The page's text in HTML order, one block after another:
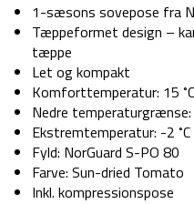
1-sæsons sovepose fra
Tæppeformet design –
tæppe
Let og kompakt
Komforttemperatur: 15 ˚C
Nedre temperaturgrænse:
Ekstremtemperatur: -2 ˚C
Fyld: NorGuard S-PO 80
Farve: Sun-dried Tomato
Inkl. kompressionspose